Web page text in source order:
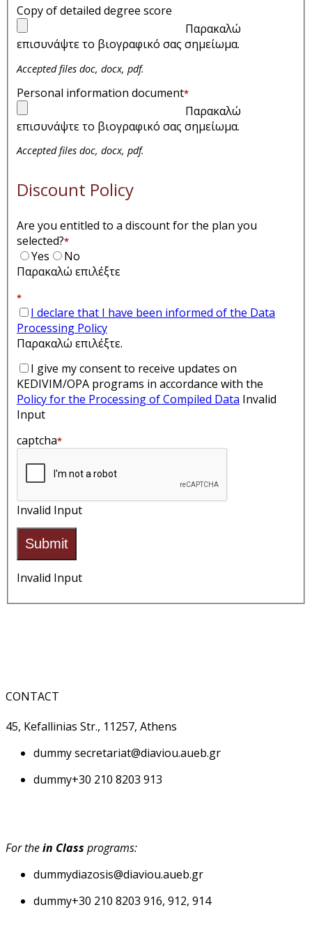
Copy of detailed degree score
Παρακαλώ
επισυνάψτε το βιογραφικό σας σημείωμα.
Accepted files doc, docx, pdf.
Personal information document*
Παρακαλώ
επισυνάψτε το βιογραφικό σας σημείωμα.
Accepted files doc, docx, pdf.
Discount Policy
Are you entitled to a discount for the plan you
selected?*
Yes
No
Παρακαλώ επιλέξτε
*
I declare that I have been informed of the Data
Processing Policy
Παρακαλώ επιλέξτε.
I give my consent to receive updates on
KEDIVIM/OPA programs in accordance with the
Policy for the Processing of Compiled Data Invalid
Input
captcha*
Invalid Input
Submit
Invalid Input
CONTACT
45, Kefallinias Str., 11257, Athens
dummysecretariat@diaviou.aueb.gr
dummy+30 210 8203 913
For thein Class programs:
dummydiazosis@diaviou.aueb.gr
dummy+30 210 8203 916, 912, 914